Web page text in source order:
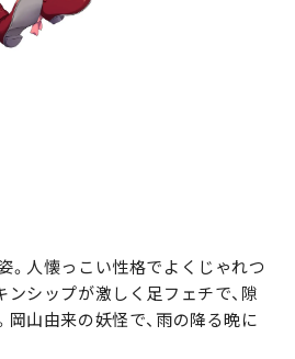
。人懐っこい性格でよくじゃれつ
ンシップが激しく足フェチで、隙
岡山由来の妖怪で、雨の降る晩に